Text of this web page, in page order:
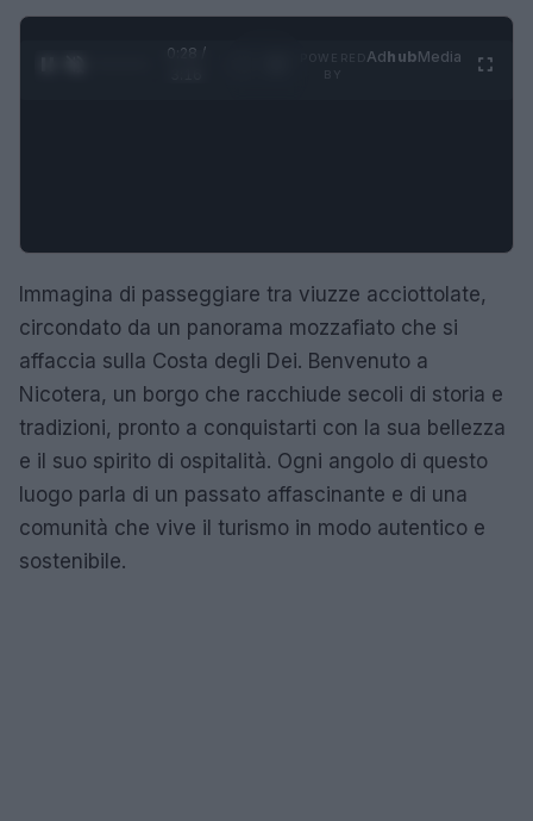
0:28 /
AdhubMedia
Immagina di passeggiare tra viuzze acciottolate,
circondato da un panorama mozzafiato che si
affaccia sulla Costa degli Dei. Benvenuto a
Nicotera, un borgo che racchiude secoli di storia e
tradizioni, pronto a conquistarti con la sua bellezza
e il suo spirito di ospitalità. Ogni angolo di questo
luogo parla di un passato affascinante e di una
comunità che vive il turismo in modo autentico e
sostenibile.